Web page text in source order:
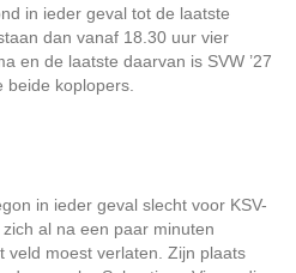
in ieder geval tot de laatste
dan vanaf 18.30 uur vier
en de laatste daarvan is SVW ’27
beide koplopers.
in ieder geval slecht voor KSV-
al na een paar minuten
veld moest verlaten. Zijn plaats